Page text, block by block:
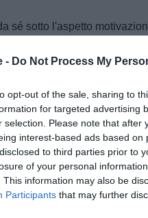
- Do Not Process My
opt-out of the sale, sharing to
for targeted advertising
selection. Please note that
interest-based ads based
to third parties prior to
of your personal
This information may also be
Participants that may further
sé sotto l'aspetto
abbiamo sempre fatto
possa incidere non
una voglia superiore